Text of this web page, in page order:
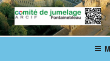
COMITÉ DE
Fontainebleau en lien avec ses